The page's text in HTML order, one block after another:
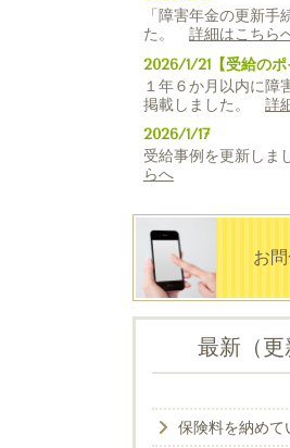
「障害年金の更新手
た。 詳細はこちら
2026/1/21【受給のポ
１年６か月以内に障
掲載しました。 詳
2026/1/17
受給事例を更新しま
らへ
お
最新（
保険料を納めて